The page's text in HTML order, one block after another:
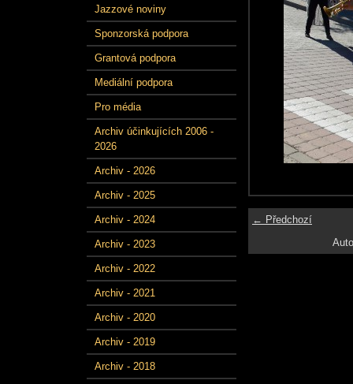
Jazzové noviny
Sponzorská podpora
Grantová podpora
Mediální podpora
Pro média
Archiv účinkujících 2006 -
2026
Archiv - 2026
Archiv - 2025
Archiv - 2024
Archiv - 2023
Archiv - 2022
Archiv - 2021
Archiv - 2020
Archiv - 2019
Archiv - 2018
← Předchozí